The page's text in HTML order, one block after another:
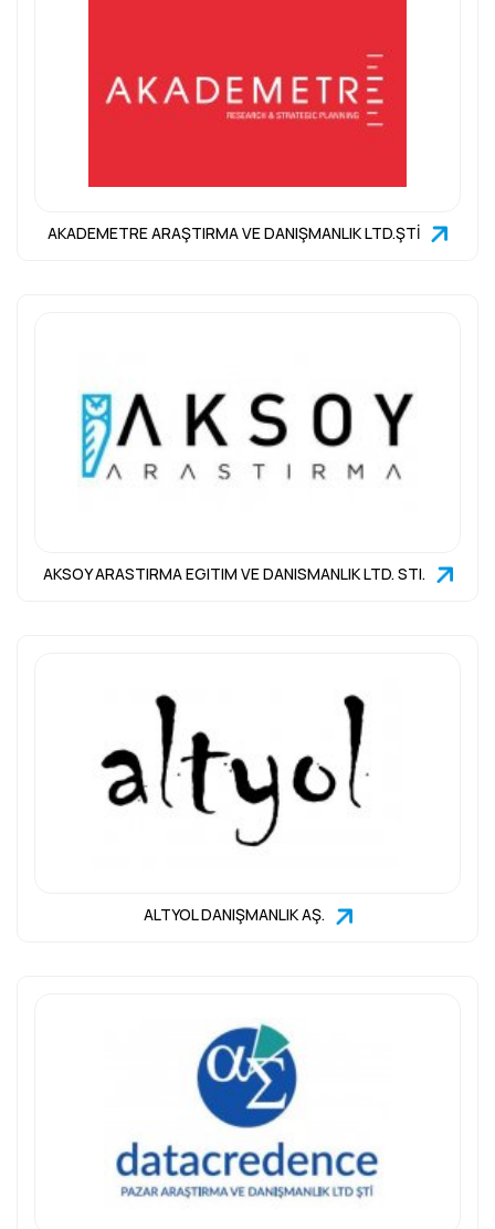
AKADEMETRE ARAŞTIRMA VE DANIŞMANLIK LTD.ŞTİ
AKSOY ARASTIRMA EGITIM VE DANISMANLIK LTD. STI.
ALTYOL DANIŞMANLIK AŞ.